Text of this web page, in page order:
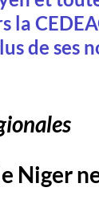
la
de ses
Niger